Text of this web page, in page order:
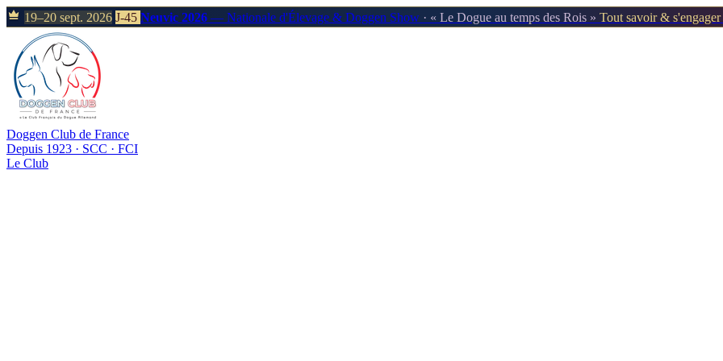
19–20 sept. 2026 J-45 Neuvic 2026 — Nationale d'Élevage & Doggen Show · « Le Dogue au temps des Rois » Tout savoir &
Doggen Club de France
Depuis 1923 · SCC · FCI
Le Club